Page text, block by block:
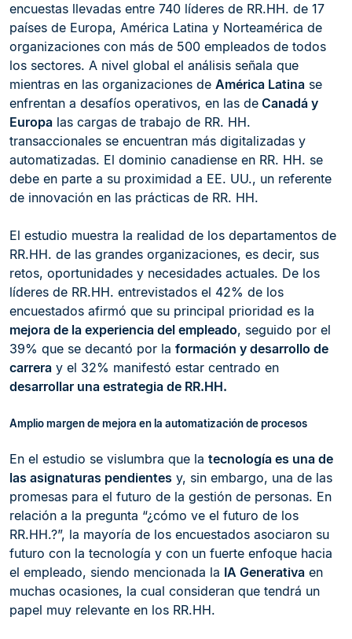
encuestas llevadas entre 740 líderes de RR.HH. de 17
países de Europa, América Latina y Norteamérica de
organizaciones con más de 500 empleados de todos
los sectores. A nivel global el análisis señala que
mientras en las organizaciones de América Latina se
enfrentan a desafíos operativos, en las de Canadá y
Europa las cargas de trabajo de RR. HH.
transaccionales se encuentran más digitalizadas y
automatizadas. El dominio canadiense en RR. HH. se
debe en parte a su proximidad a EE. UU., un referente
de innovación en las prácticas de RR. HH.
El estudio muestra la realidad de los departamentos de
RR.HH. de las grandes organizaciones, es decir, sus
retos, oportunidades y necesidades actuales. De los
líderes de RR.HH. entrevistados el 42% de los
encuestados afirmó que su principal prioridad es la
mejora de la experiencia del empleado, seguido por el
39% que se decantó por la formación y desarrollo de
carrera y el 32% manifestó estar centrado en
desarrollar una estrategia de RR.HH.
Amplio margen de mejora en la automatización de procesos
En el estudio se vislumbra que la tecnología es una de
las asignaturas pendientes y, sin embargo, una de las
promesas para el futuro de la gestión de personas. En
relación a la pregunta “¿cómo ve el futuro de los
RR.HH.?”, la mayoría de los encuestados asociaron su
futuro con la tecnología y con un fuerte enfoque hacia
el empleado, siendo mencionada la IA Generativa en
muchas ocasiones, la cual consideran que tendrá un
papel muy relevante en los RR.HH.